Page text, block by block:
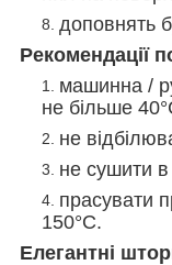
доповнять
Рекомендації
машинна /
не більше
не
не сушити
прасувати
150°C.
Елегантні